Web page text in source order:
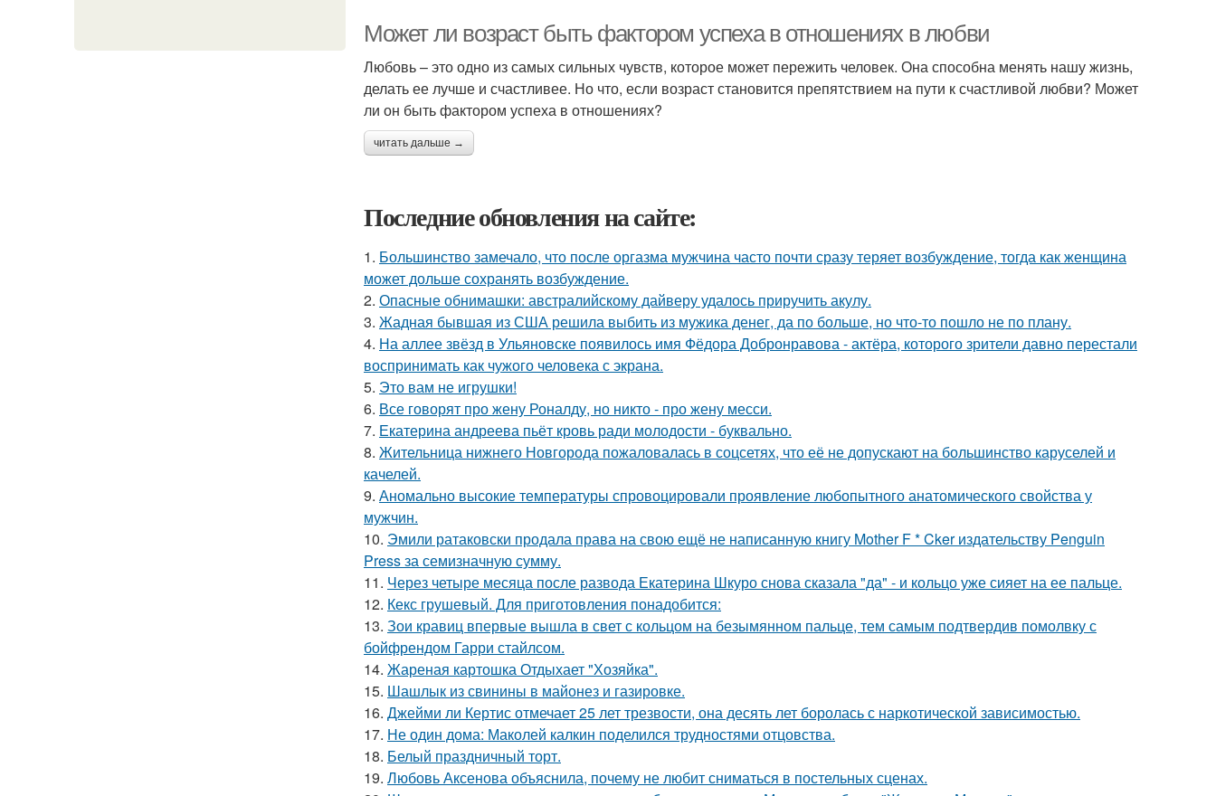
Может ли возраст быть фактором успеха в отношениях в любви
Любовь – это одно из самых сильных чувств, которое может пережить человек. Она способна менять нашу жизнь,
делать ее лучше и счастливее. Но что, если возраст становится препятствием на пути к счастливой любви? Может
ли он быть фактором успеха в отношениях?
читать дальше →
Последние обновления на сайте:
1. Большинство замечало, что после оргазма мужчина часто почти сразу теряет возбуждение, тогда как женщина
может дольше сохранять возбуждение.
2. Опасные обнимашки: австралийскому дайверу удалось приручить акулу.
3. Жадная бывшая из США решила выбить из мужика денег, да по больше, но что-то пошло не по плану.
4. На аллее звёзд в Ульяновске появилось имя Фёдора Добронравова - актёра, которого зрители давно перестали
воспринимать как чужого человека с экрана.
5. Это вам не игрушки!
6. Все говорят про жену Роналду, но никто - про жену месси.
7. Екатерина андреева пьёт кровь ради молодости - буквально.
8. Жительница нижнего Новгорода пожаловалась в соцсетях, что её не допускают на большинство каруселей и
качелей.
9. Аномально высокие температуры спровоцировали проявление любопытного анатомического свойства у
мужчин.
10. Эмили ратаковски продала права на свою ещё не написанную книгу Mother F * Cker издательству Penguin
Press за семизначную сумму.
11. Через четыре месяца после развода Екатерина Шкуро снова сказала "да" - и кольцо уже сияет на ее пальце.
12. Кекс грушевый. Для приготовления понадобится:
13. Зои кравиц впервые вышла в свет с кольцом на безымянном пальце, тем самым подтвердив помолвку с
бойфрендом Гарри стайлсом.
14. Жареная картошка Отдыхает "Хозяйка".
15. Шашлык из свинины в майонез и газировке.
16. Джейми ли Кертис отмечает 25 лет трезвости, она десять лет боролась с наркотической зависимостью.
17. Не один дома: Маколей калкин поделился трудностями отцовства.
18. Белый праздничный торт.
19. Любовь Аксенова объяснила, почему не любит сниматься в постельных сценах.